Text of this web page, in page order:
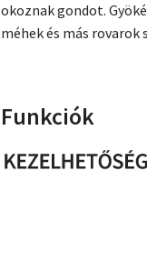
okoznak gondot.
méhek és más rovarok
Funkciók